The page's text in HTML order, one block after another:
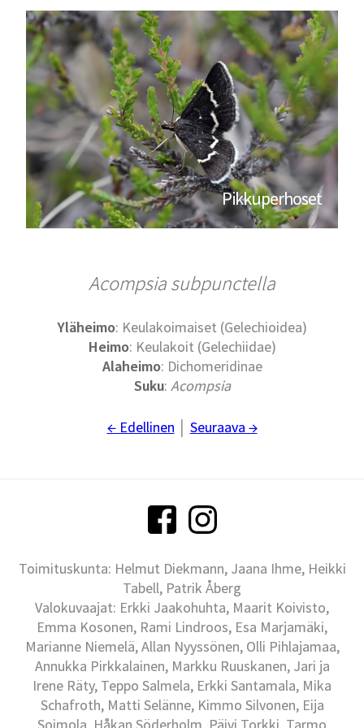
Pikkuperhoset
Acompsia subpunctella
Yläheimo: Keulakoimaiset (Gelechioidea)
Heimo: Keulakoit (Gelechiidae)
Alaheimo: Dichomeridinae
Suku: Acompsia
← Edellinen Seuraava →
Toimituskunta: Helmut Diekmann, Jaana Ihme, Heikki
Tabell, Patrik Åberg
Valokuvaajat: Erkki Jaakohuhta, Maarit Koivisto,
Emma Kosonen, Rami Lindroos, Esa Marjamäki,
Marianne Niemelä, Allan Nyyssönen, Olli Pihlajamaa,
Annukka Pirkkalainen, Markku Ruuskanen, Jari ja
Irene Räty, Teppo Salmela, Erkki Santamala, Mika
Schafroth, Matti Selänne, Kimmo Silvonen, Eija